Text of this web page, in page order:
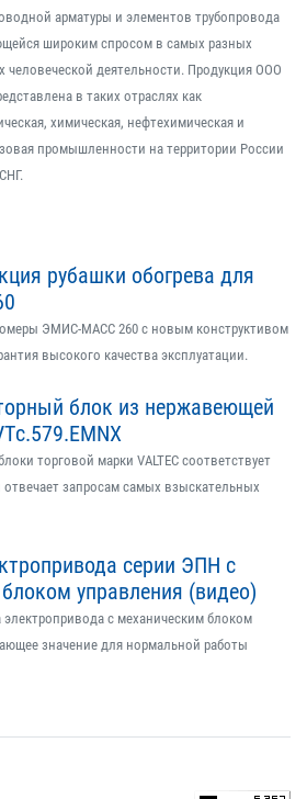
арматуры и элементов трубопровода
широким спросом в самых разных
человеческой деятельности. Продукция ООО
в таких отраслях как
химическая, нефтехимическая и
промышленности на территории России
рубашки обогрева для
ЭМИС-МАСС 260 с новым конструктивом
высокого качества эксплуатации.
блок из нержавеющей
торговой марки VALTEC соответствует
отвечает запросам самых взыскательных
серии ЭПН с
управления (видео)
электропривода с механическим блоком
значение для нормальной работы